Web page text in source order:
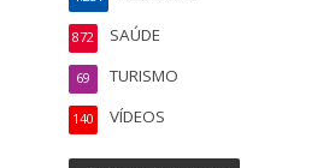
SAÚDE
872
TURISMO
69
VÍDEOS
140